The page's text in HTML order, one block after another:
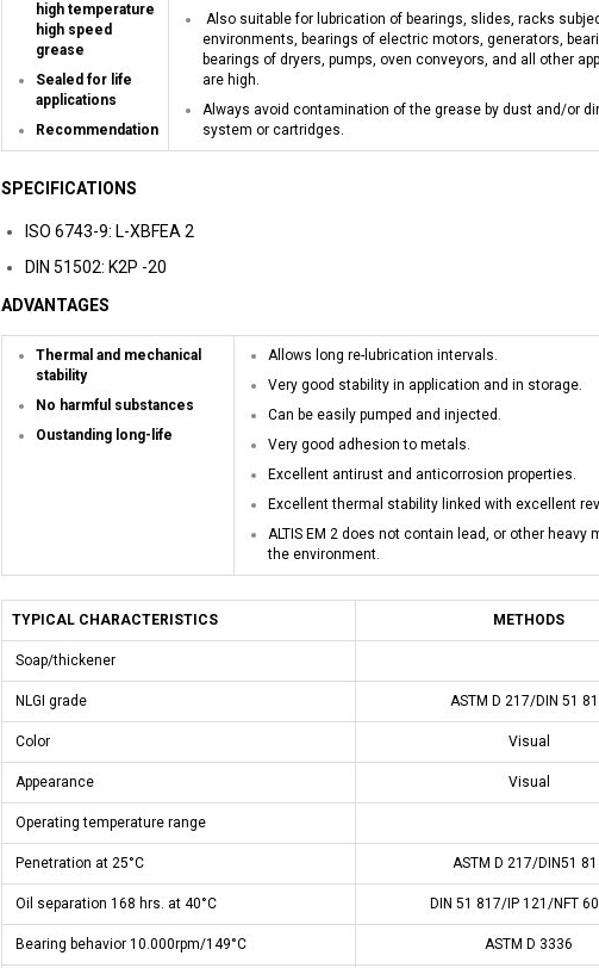
high temperature
high speed
grease
Sealed for life
applications
Recommendation
Also suitable for lubrication of bearings, slides, racks
environments, bearings of electric motors, generators,
bearings of dryers, pumps, oven conveyors, and all other
are high.
Always avoid contamination of the grease by dust and/or
system or cartridges.
SPECIFICATIONS
ISO 6743-9: L-XBFEA 2
DIN 51502: K2P -20
ADVANTAGES
Thermal and mechanical
stability
No harmful substances
Oustanding long-life
Allows long re-lubrication intervals.
Very good stability in application and in storage.
Can be easily pumped and injected.
Very good adhesion to metals.
Excellent antirust and anticorrosion properties.
Excellent thermal stability linked with excellent
ALTIS EM 2 does not contain lead, or other
the environment.
TYPICAL CHARACTERISTICS METHODS
Soap/thickener
NLGI grade ASTM D 217/DIN 51
Color Visual
Appearance Visual
Operating temperature range
Penetration at 25°C ASTM D 217/DIN51
Oil separation 168 hrs. at 40°C DIN 51 817/IP 121/NFT
Bearing behavior 10.000rpm/149°C ASTM D 3336